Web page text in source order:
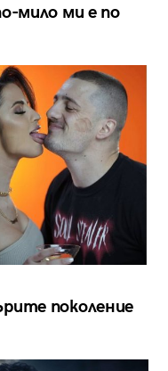
мило ми е по
поколение